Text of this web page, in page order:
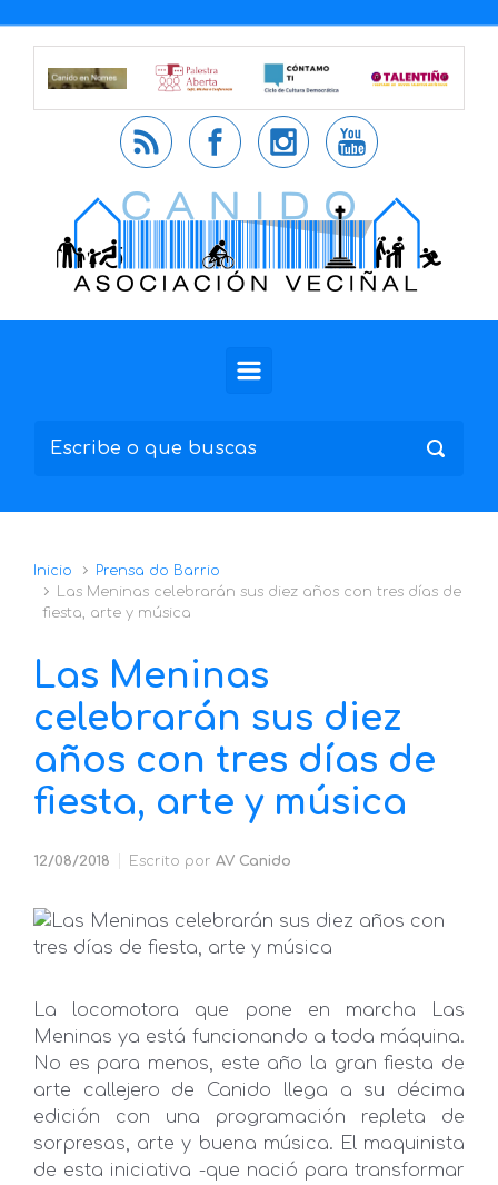
Saltar al contenido principal
Inicio
Prensa do Barrio
Las Meninas celebrarán sus diez años con tres días de
fiesta, arte y música
Las Meninas
celebrarán sus diez
años con tres días de
fiesta, arte y música
12/08/2018 Escrito por AV Canido
La locomotora que pone en marcha Las
Meninas ya está funcionando a toda máquina.
No es para menos, este año la gran fiesta de
arte callejero de Canido llega a su décima
edición con una programación repleta de
sorpresas, arte y buena música. El maquinista
de esta iniciativa -que nació para transformar